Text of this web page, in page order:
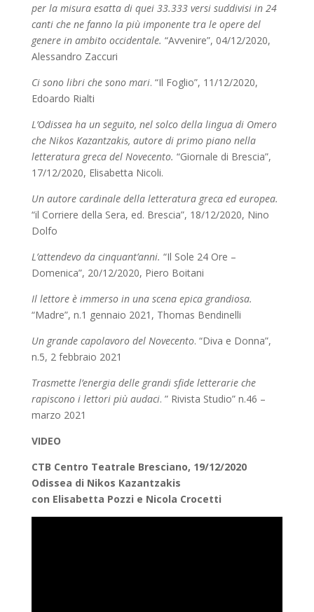
per la misura esatta di quei 33.333 versi suddivisi in 24
canti che ne fanno la più imponente tra le opere del
genere in ambito occidentale. “Avvenire”, 04/12/2020,
Alessandro Zaccuri
Ci sono libri che sono mari. “Il Foglio”, 11/12/2020,
Edoardo Rialti
L’Odissea ha un seguito, nel solco della lingua di Omero
che Nikos Kazantzakis, autore di primo piano nella
letteratura greca del Novecento. “Giornale di Brescia”,
17/12/2020, Elisabetta Nicoli.
Un autore cardinale della letteratura greca ed europea.
“il Corriere della Sera, ed. Brescia”, 18/12/2020, Nino
Dolfo
L’attendevo da cinquant’anni. “Il Sole 24 Ore –
Domenica”, 20/12/2020, Piero Boitani
Il lettore è immerso in una scena epica grandiosa.
“Madre”, n.1 gennaio 2021, Thomas Bendinelli
Un grande capolavoro del Novecento. “Diva e Donna”,
n.5, 2 febbraio 2021
Trasmette l’energia delle grandi sfide letterarie che
rapiscono i lettori più audaci. ” Rivista Studio” n.46 –
marzo 2021
VIDEO
CTB Centro Teatrale Bresciano, 19/12/2020
Odissea di Nikos Kazantzakis
con Elisabetta Pozzi e Nicola Crocetti